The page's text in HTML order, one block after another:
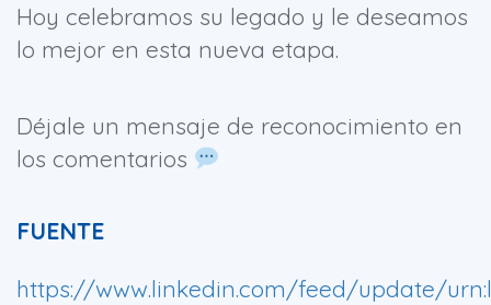
Hoy celebramos su legado y le deseamos
lo mejor en esta nueva etapa.
Déjale un mensaje de reconocimiento en
los comentarios
FUENTE
https://www.linkedin.com/feed/update/